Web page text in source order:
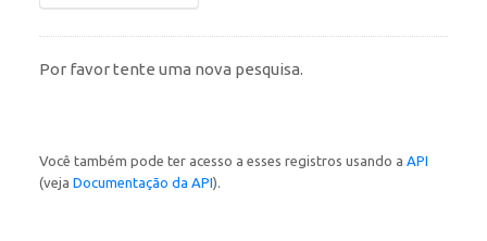
Por favor tente uma nova pesquisa.
Você também pode ter acesso a esses registros usando a API
(veja Documentação da API).